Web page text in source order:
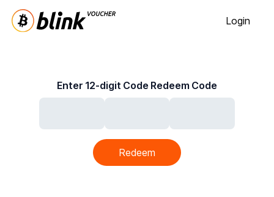
Login
Enter 12-digit Code Redeem Code
Redeem